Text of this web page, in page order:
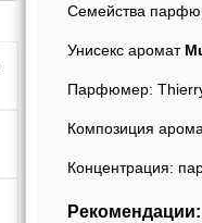
Семейства
Унисекс аромат
Парфюмер:
Композиция
Концентрация:
Рекомендации: